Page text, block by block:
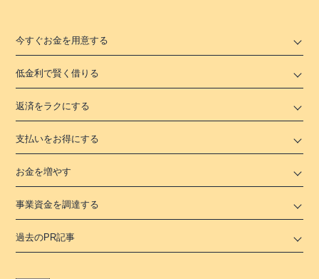
今すぐお金を用意する
低金利で賢く借りる
返済をラクにする
支払いをお得にする
お金を増やす
事業資金を調達する
過去のPR記事